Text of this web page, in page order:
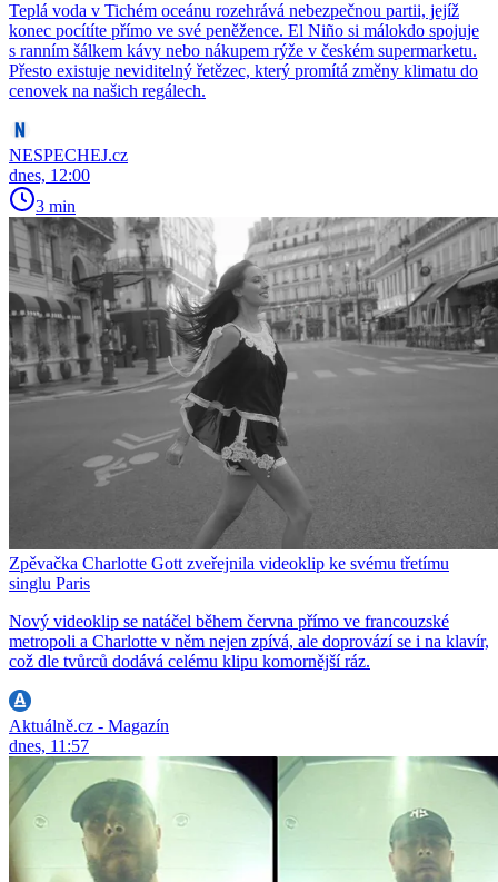
Teplá voda v Tichém oceánu rozehrává nebezpečnou partii, jejíž
konec pocítíte přímo ve své peněžence. El Niño si málokdo spojuje
s ranním šálkem kávy nebo nákupem rýže v českém supermarketu.
Přesto existuje neviditelný řetězec, který promítá změny klimatu do
cenovek na našich regálech.
NESPECHEJ.cz
dnes, 12:00
3 min
Zpěvačka Charlotte Gott zveřejnila videoklip ke svému třetímu
singlu Paris
Nový videoklip se natáčel během června přímo ve francouzské
metropoli a Charlotte v něm nejen zpívá, ale doprovází se i na klavír,
což dle tvůrců dodává celému klipu komornější ráz.
Aktuálně.cz - Magazín
dnes, 11:57